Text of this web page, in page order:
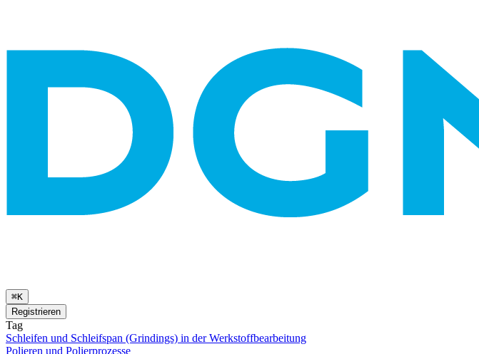
⌘K
Registrieren
Tag
Schleifen und Schleifspan (Grindings) in der Werkstoffbearbeitung
Polieren und Polierprozesse